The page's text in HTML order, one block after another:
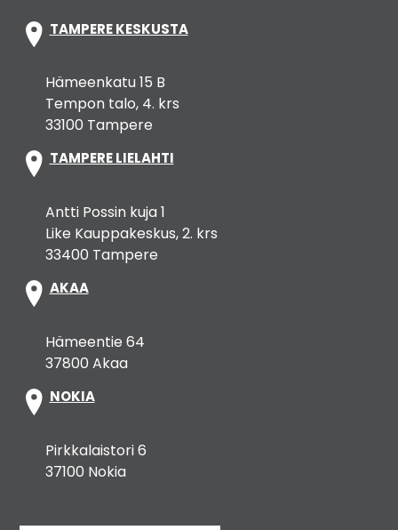
TAMPERE KESKUSTA
Hämeenkatu 15 B
Tempon talo, 4. krs
33100 Tampere
TAMPERE LIELAHTI
Antti Possin kuja 1
Like Kauppakeskus, 2. krs
33400 Tampere
AKAA
Hämeentie 64
37800 Akaa
NOKIA
Pirkkalaistori 6
37100 Nokia